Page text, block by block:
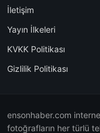
İletişim
Yayın İlkeleri
KVKK Politikası
Gizlilik Politikası
ensonhaber.com
fotoğrafların her türlü